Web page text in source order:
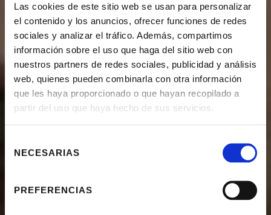
Las cookies de este sitio web se usan para personalizar
el contenido y los anuncios, ofrecer funciones de redes
sociales y analizar el tráfico. Además, compartimos
información sobre el uso que haga del sitio web con
nuestros partners de redes sociales, publicidad y análisis
web, quienes pueden combinarla con otra información
que les haya proporcionado o que hayan recopilado a
partir del uso que haya hecho de sus servicios.
NECESARIAS
PREFERENCIAS
PALACIO DE
LIRIA